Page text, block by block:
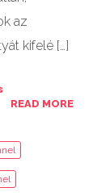
az
kifelé […]
READ MORE